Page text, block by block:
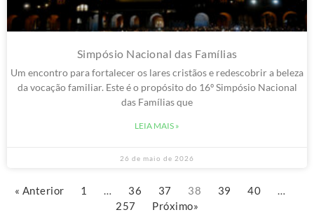
Simpósio Nacional das Famílias
Um encontro para fortalecer os lares cristãos e redescobrir a beleza
da vocação familiar. Este é o propósito do 16º Simpósio Nacional
das Famílias que
LEIA MAIS »
26 de maio de 2026
« Anterior 1 36 37 38 39 40
257
Próximo»